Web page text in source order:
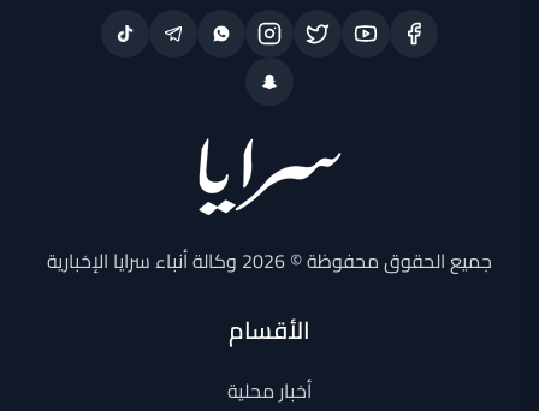
جميع الحقوق محفوظة © 2026 وكالة أنباء سرايا الإخبارية
الأقسام
أخبار محلية